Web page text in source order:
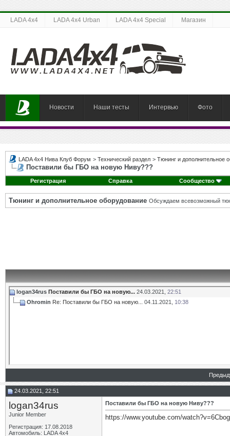
LADA 4x4 LADA 4x4 Urban LADA 4x4 Special Магазин
Новости Наши тесты Интервью Фото
LADA 4x4 Нива Клуб Форум > Технический раздел > Тюнинг и дополнительное
Поставили бы ГБО на новую Ниву???
Регистрация Справка Сообщество
Тюнинг и дополнительное оборудование Обсуждаем всевозможный
logan34rus Поставили бы ГБО на новую... 24.03.2021, 22:51
Ohromin Re: Поставили бы ГБО на новую... 04.11.2021, 10:38
24.03.2021, 22:51
logan34rus
Junior Member
Регистрация: 17.08.2018
Автомобиль: LADA 4x4
Поставили бы ГБО на новую Ниву???
https://www.youtube.com/